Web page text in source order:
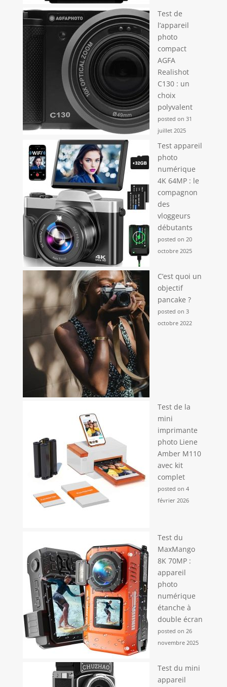
Test de
l’appareil
photo
compact
AGFA
Realishot
C130 : un
choix
polyvalent
posted on 31
juillet 2025
Test appareil
photo
numérique
4K 64MP : le
compagnon
des
vloggeurs
débutants
posted on 20
octobre 2025
C’est quoi un
objectif
pancake ?
posted on 3
octobre 2022
Test de la
mini
imprimante
photo Liene
Amber M110
avec kit
complet
posted on 4
février 2026
Test du
MaxMango
8K 70MP :
appareil
photo
numérique
étanche à
double écran
posted on 26
novembre 2025
Test du mini
appareil